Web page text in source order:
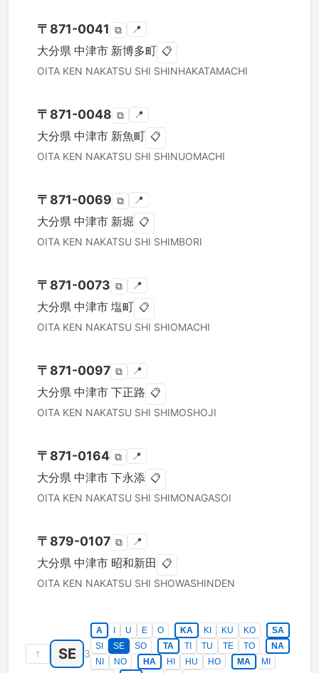
〒 871-0041 ⧉ 📍
大分県 中津市 新博多町 📋
OITA KEN NAKATSU SHI SHINHAKATAMACHI
〒 871-0048 ⧉ 📍
大分県 中津市 新魚町 📋
OITA KEN NAKATSU SHI SHINUOMACHI
〒 871-0069 ⧉ 📍
大分県 中津市 新堀 📋
OITA KEN NAKATSU SHI SHIMBORI
〒 871-0073 ⧉ 📍
大分県 中津市 塩町 📋
OITA KEN NAKATSU SHI SHIOMACHI
〒 871-0097 ⧉ 📍
大分県 中津市 下正路 📋
OITA KEN NAKATSU SHI SHIMOSHOJI
〒 871-0164 ⧉ 📍
大分県 中津市 下永添 📋
OITA KEN NAKATSU SHI SHIMONAGASOI
〒 879-0107 ⧉ 📍
大分県 中津市 昭和新田 📋
OITA KEN NAKATSU SHI SHOWASHINDEN
↑ SE 3
A U E O KA KI KU KO
SA
SI
SE SO TA TI TU TE TO
NA
NI
NO HA HI HU HO MA
MI